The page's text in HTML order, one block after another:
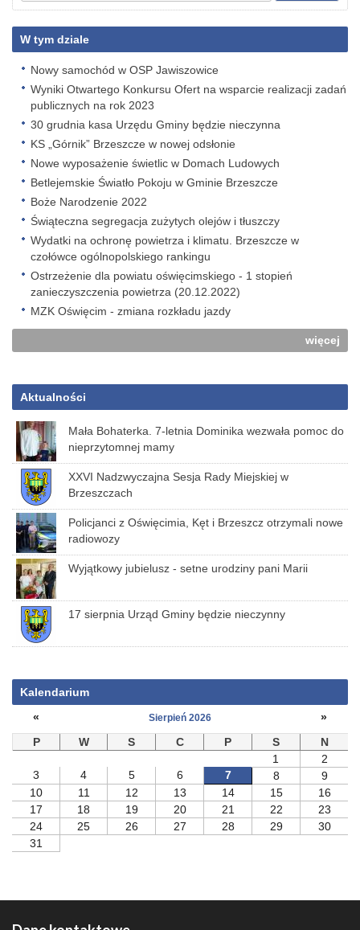
W tym dziale
Nowy samochód w OSP Jawiszowice
Wyniki Otwartego Konkursu Ofert na wsparcie realizacji zadań
publicznych na rok 2023
30 grudnia kasa Urzędu Gminy będzie nieczynna
KS „Górnik” Brzeszcze w nowej odsłonie
Nowe wyposażenie świetlic w Domach Ludowych
Betlejemskie Światło Pokoju w Gminie Brzeszcze
Boże Narodzenie 2022
Świąteczna segregacja zużytych olejów i tłuszczy
Wydatki na ochronę powietrza i klimatu. Brzeszcze w
czołówce ogólnopolskiego rankingu
Ostrzeżenie dla powiatu oświęcimskiego - 1 stopień
zanieczyszczenia powietrza (20.12.2022)
MZK Oświęcim - zmiana rozkładu jazdy
więcej
Aktualności
Mała Bohaterka. 7-letnia Dominika wezwała pomoc do
nieprzytomnej mamy
XXVI Nadzwyczajna Sesja Rady Miejskiej w
Brzeszczach
Policjanci z Oświęcimia, Kęt i Brzeszcz otrzymali nowe
radiowozy
Wyjątkowy jubielusz - setne urodziny pani Marii
17 sierpnia Urząd Gminy będzie nieczynny
Kalendarium
«
Sierpień 2026
»
P
W S C P S
N
1
2
3
4 5 6 7 8
9
10
11 12 13 14 15
16
17
18 19 20 21 22
23
24
25 26 27 28 29
30
31